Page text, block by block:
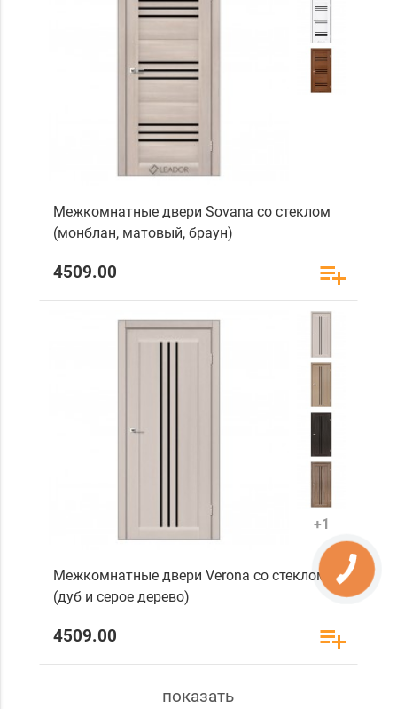
Межкомнатные двери Sovana со стеклом
(монблан, матовый, браун)
4509.00
+1
Межкомнатные двери Verona со стеклом
(дуб и серое дерево)
4509.00
показать